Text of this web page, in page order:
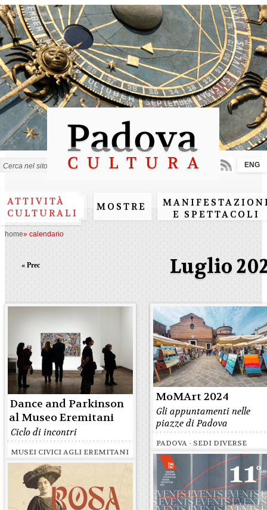
Salta al
contenuto
principale
ATTIVITÀ
CULTURALI
MOSTRE
E SPETTACOLI
ENG
home» calendario
Luglio
« Prec
Dance and Parkinson
al Museo Eremitani
Ciclo di incontri
MUSEI CIVICI AGLI EREMITANI
MoMArt 2024
Gli appuntamenti nelle
piazze di Padova
PADOVA - SEDI DIVERSE